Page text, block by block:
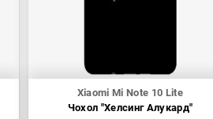
Xiaomi Mi Note 10 Lite
Чохол "Хелсинг Алукард"